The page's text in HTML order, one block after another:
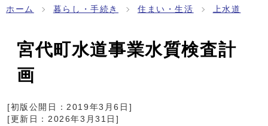
ホーム 暮らし・手続き 住まい・生活 上水道
宮代町水道事業水質検査計
画
[初版公開日：2019年3月6日 ]
[更新日： 2026年3月31日 ]